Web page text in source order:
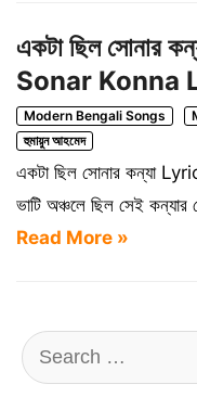
একটা ছিল
Sonar Konna
Modern Bengali Songs
হুমায়ুন আহমেদ
একটা ছিল সোনার কন্যা
ভাটি অঞ্চলে ছিল সেই
Read More »
Search
for: